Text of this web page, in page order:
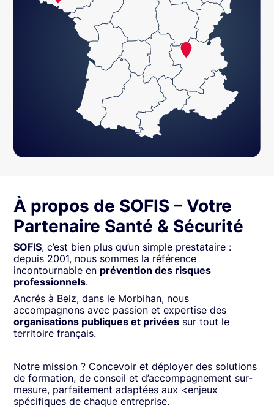
À propos de SOFIS – Votre
Partenaire Santé & Sécurité
SOFIS, c’est bien plus qu’un simple prestataire :
depuis 2001, nous sommes la référence
incontournable en prévention des risques
professionnels.
Ancrés à Belz, dans le Morbihan, nous
accompagnons avec passion et expertise des
organisations publiques et privées sur tout le
territoire français.
Notre mission ? Concevoir et déployer des solutions
de formation, de conseil et d’accompagnement sur-
mesure, parfaitement adaptées aux <enjeux
spécifiques de chaque entreprise.